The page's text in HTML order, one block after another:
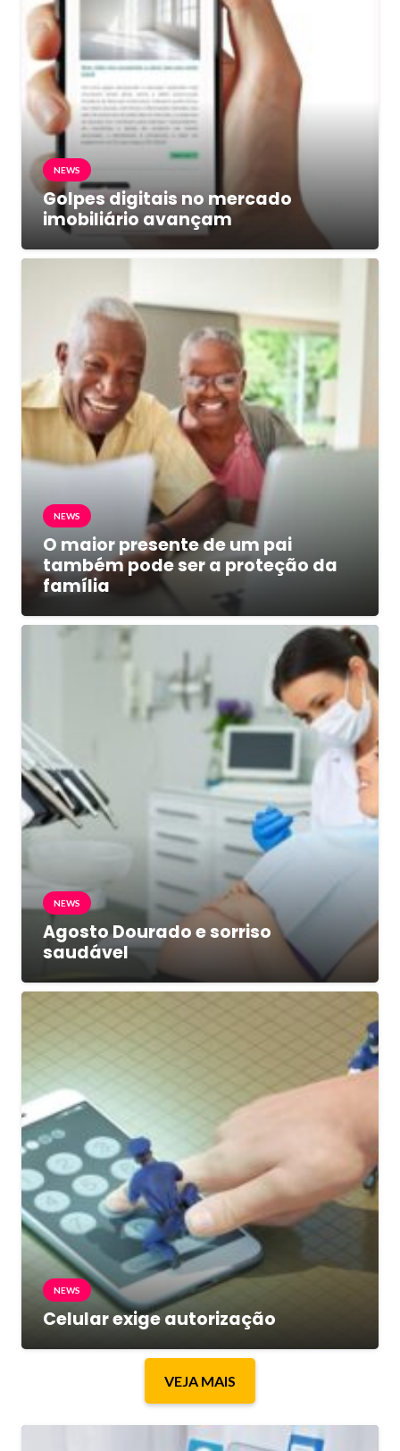
NEWS
Golpes digitais no mercado
imobiliário avançam
NEWS
O maior presente de um pai
também pode ser a proteção da
família
NEWS
Agosto Dourado e sorriso
saudável
NEWS
Celular exige autorização
VEJA MAIS